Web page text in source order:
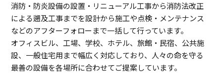
消防・防炎設備の設置・リニューアル工事から消防法改正
による遡及工事までを設計から施工や点検・メンテナンス
などのアフターフォローまで一括して行っています。
オフィスビル、工場、学校、ホテル、旅館・民宿、公共施
設、一般住宅用まで幅広く対応しており、人々の命を守る
最善の設備を各場所に合わせてご提案しています。